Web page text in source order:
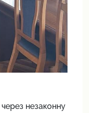
незаконну